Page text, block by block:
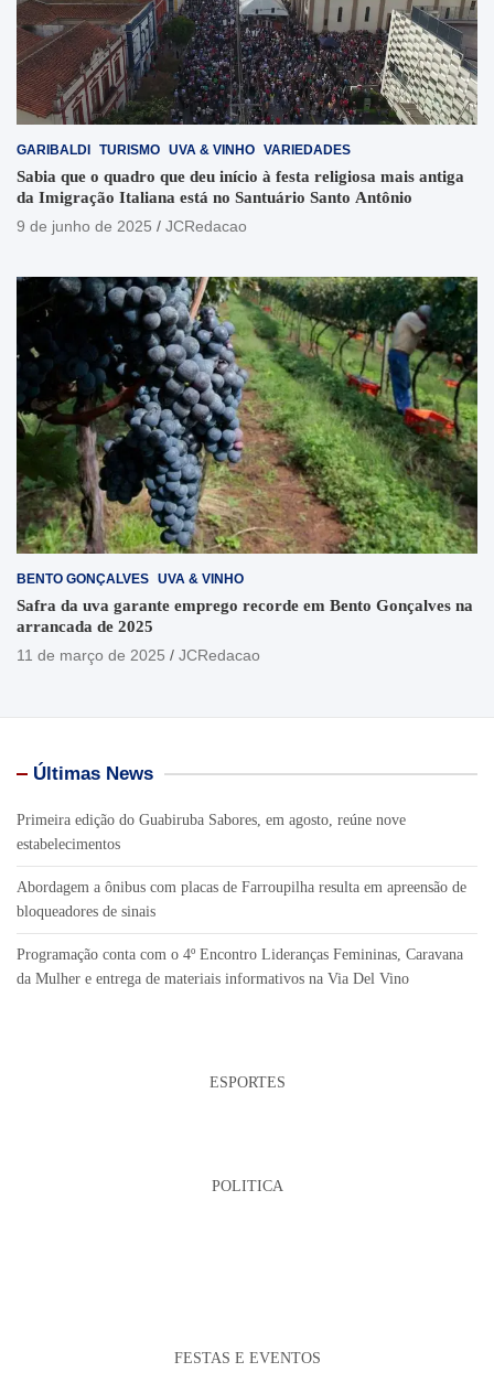
GARIBALDI TURISMO UVA & VINHO VARIEDADES
Sabia que o quadro que deu início à festa religiosa mais antiga
da Imigração Italiana está no Santuário Santo Antônio
9 de junho de 2025
JCRedacao
BENTO GONÇALVES UVA & VINHO
Safra da uva garante emprego recorde em Bento Gonçalves na
arrancada de 2025
11 de março de 2025
JCRedacao
Últimas News
Primeira edição do Guabiruba Sabores, em agosto, reúne nove
estabelecimentos
Abordagem a ônibus com placas de Farroupilha resulta em apreensão de
bloqueadores de sinais
Programação conta com o 4º Encontro Lideranças Femininas, Caravana
da Mulher e entrega de materiais informativos na Via Del Vino
ESPORTES
POLITICA
FESTAS E EVENTOS